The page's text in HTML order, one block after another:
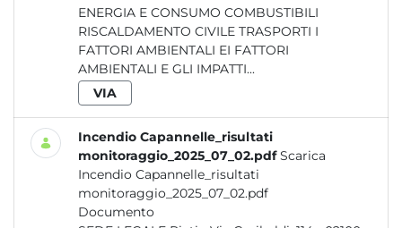
ENERGIA E CONSUMO COMBUSTIBILI
RISCALDAMENTO CIVILE TRASPORTI I
FATTORI AMBIENTALI EI FATTORI
AMBIENTALI E GLI IMPATTI...
VIA
Incendio Capannelle_risultati
monitoraggio_2025_07_02.pdf Scarica
Incendio Capannelle_risultati
monitoraggio_2025_07_02.pdf
Documento